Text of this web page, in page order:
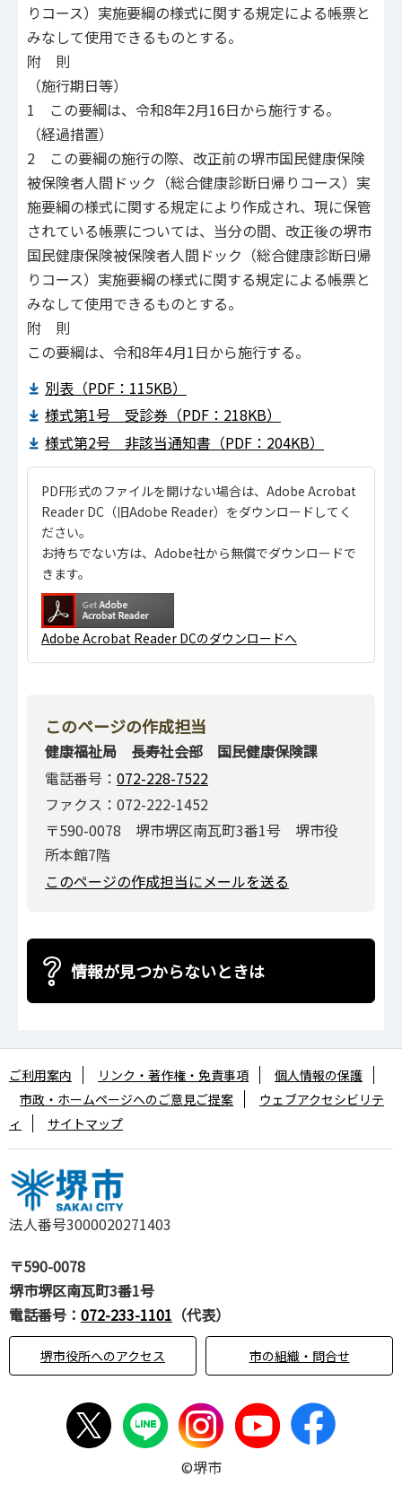
りコース）実施要綱の様式に関する規定による帳票と
みなして使用できるものとする。
附 則
（施行期日等）
1 この要綱は、令和8年2月16日から施行する。
（経過措置）
2 この要綱の施行の際、改正前の堺市国民健康保険
被保険者人間ドック（総合健康診断日帰りコース）実
施要綱の様式に関する規定により作成され、現に保管
されている帳票については、当分の間、改正後の堺市
国民健康保険被保険者人間ドック（総合健康診断日帰
りコース）実施要綱の様式に関する規定による帳票と
みなして使用できるものとする。
附 則
この要綱は、令和8年4月1日から施行する。
別表（PDF：115KB）
様式第1号 受診券（PDF：218KB）
様式第2号 非該当通知書（PDF：204KB）
PDF形式のファイルを開けない場合は、Adobe Acrobat
Reader DC（旧Adobe Reader）をダウンロードしてく
ださい。
お持ちでない方は、Adobe社から無償でダウンロードで
きます。
Adobe Acrobat Reader DCのダウンロードへ
このページの作成担当
健康福祉局 長寿社会部 国民健康保険課
電話番号： 072-228-7522
ファクス：072-222-1452
〒590-0078 堺市堺区南瓦町3番1号 堺市役
所本館7階
このページの作成担当にメールを送る
情報が見つからないときは
法人番号3000020271403
〒590-0078
堺市堺区南瓦町3番1号
電話番号： 072-233-1101 （代表）
堺市役所へのアクセス 市の組織・問合せ
ご利用案内 リンク・著作権・免責事項
個人情報の保護
市政・ホームページへのご意見ご提案
ウェブアクセシビリテ
ィ
サイトマップ
©堺市